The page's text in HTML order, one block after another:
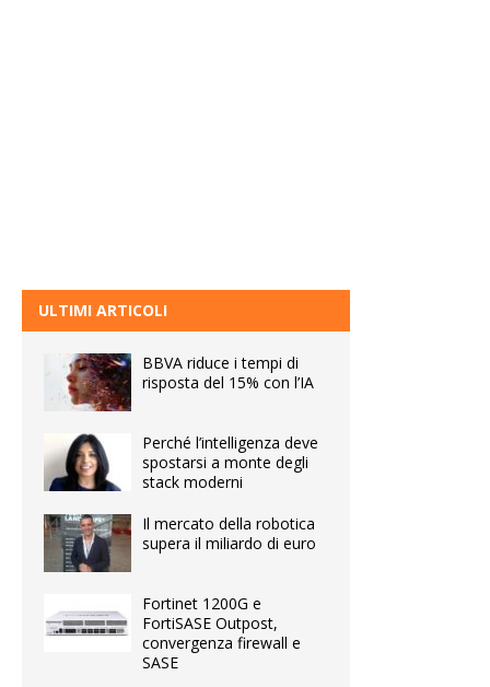
ULTIMI ARTICOLI
BBVA riduce i tempi di
risposta del 15% con l’IA
Perché l’intelligenza deve
spostarsi a monte degli
stack moderni
Il mercato della robotica
supera il miliardo di euro
Fortinet 1200G e
FortiSASE Outpost,
convergenza firewall e
SASE